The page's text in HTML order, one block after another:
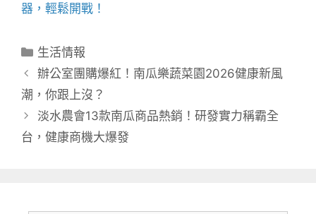
器，輕鬆開戰！
分
類
生活情報
辦公室團購爆紅！南瓜樂蔬菜園2026健康新風
潮，你跟上沒？
淡水農會13款南瓜商品熱銷！研發實力稱霸全
台，健康商機大爆發